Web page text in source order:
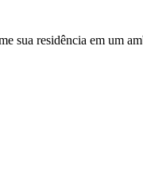
sua residência em um